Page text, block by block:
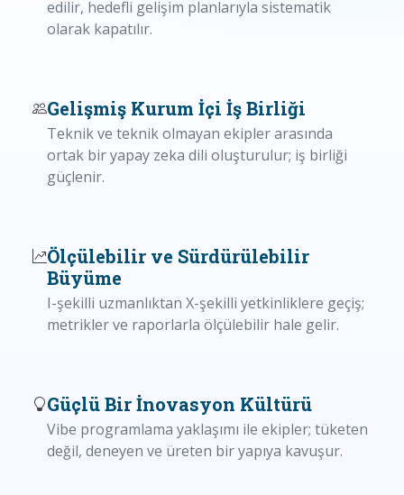
edilir, hedefli gelişim planlarıyla sistematik
olarak kapatılır.
Gelişmiş Kurum İçi İş Birliği
Teknik ve teknik olmayan ekipler arasında
ortak bir yapay zeka dili oluşturulur; iş birliği
güçlenir.
Ölçülebilir ve Sürdürülebilir
Büyüme
I-şekilli uzmanlıktan X-şekilli yetkinliklere geçiş;
metrikler ve raporlarla ölçülebilir hale gelir.
Güçlü Bir İnovasyon Kültürü
Vibe programlama yaklaşımı ile ekipler; tüketen
değil, deneyen ve üreten bir yapıya kavuşur.